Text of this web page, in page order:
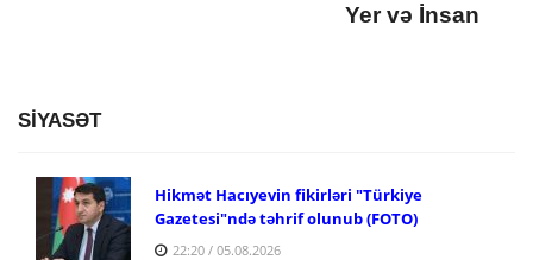
Yer və İnsan
SİYASƏT
Hikmət Hacıyevin fikirləri "Türkiye
Gazetesi"ndə təhrif olunub (FOTO)
22:20 / 05.08.2026